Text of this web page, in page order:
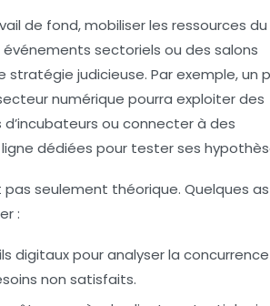
de fond, mobiliser les ressources
sectoriels ou des salons
stratégie judicieuse. Par exemple, un
numérique pourra exploiter des
ou connecter à des
dédiées pour tester ses
pas seulement théorique. Quelques
:
digitaux pour analyser la
non satisfaits.